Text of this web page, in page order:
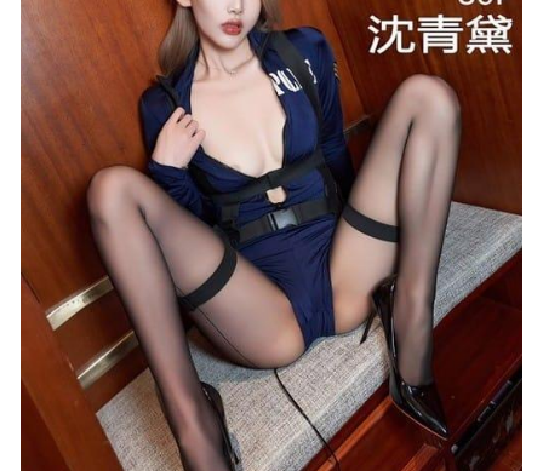
御女郎 – 2017.01.23 Vol.009 UU阿文[51+1P304M] 2022-11-
Natsuko夏夏子 – NO.67 间谍过家家 约尔[64P-399MB]
06-05
[微密圈]陈大小姐 – 紫色束身衣撩人的很[79P-392M]
二佐Nisa – NO.236 碧蓝航线-大凤·旗袍 [38P-1.13GB] 6天前